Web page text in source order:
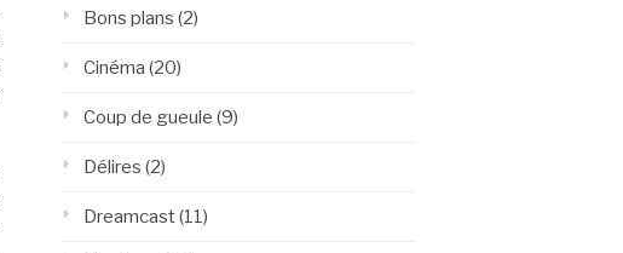
Bons plans (2)
Cinéma (20)
Coup de gueule (9)
Délires (2)
Dreamcast(11)